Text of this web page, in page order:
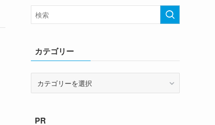
カテゴリー
ーPR